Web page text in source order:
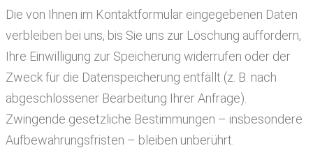
Die von Ihnen im Kontaktformular eingegebenen Daten
verbleiben bei uns, bis Sie uns zur Löschung auffordern,
Ihre Einwilligung zur Speicherung widerrufen oder der
Zweck für die Datenspeicherung entfällt (z. B. nach
abgeschlossener Bearbeitung Ihrer Anfrage).
Zwingende gesetzliche Bestimmungen – insbesondere
Aufbewahrungsfristen – bleiben unberührt.